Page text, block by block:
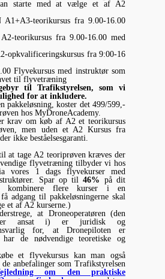
starte med at vælge et af A2
A1+A3-teorikursus fra 9.00-16.00
teorikursus fra 9.00-16.00 med
opkvalificeringskursus fra 9:00-16
Flyvekursus med instruktør som
til flyvetræning
til Trafikstyrelsen, som vi
for at inkludere.
pakkeløsning, koster det 499/599,-
hos MyDroneAcademy.
krav om køb af A2 et teorikursus
men uden et A2 Kursus fra
ikke beståelsesgaranti.
at tage A2 teoriprøven kræves der
flyvetræning tilbyder vi hos
vores 1 dags flyvekurser med
Spar op til46% på dit
kombinere flere kurser i en
adgang til pakkeløsningerne skal
et af A2 kurserne.)
at Droneoperatøren (den
er ansat i) er juridisk og
for, at Dronepiloten er
de nødvendige teoretiske og
et flyvekursus kan man også
anbefalinger som Trafikstyrelsen
om den praktiske